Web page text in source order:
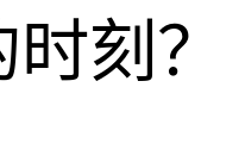
刻？